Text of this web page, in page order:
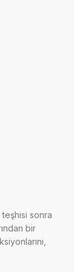
sonra
bir